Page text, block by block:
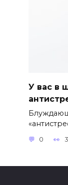
У вас в
0